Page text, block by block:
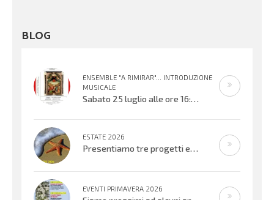
BLOG
ENSEMBLE "A RIMIRAR"... INTRODUZIONE
MUSICALE
Sabato 25 luglio alle ore 16:30 verrà inaugurata la mostra organizzata dal Centro Biblioteca Comunale presso il Palazzo “Suore
ESTATE 2026
Presentiamo tre progetti estivi che si svolgeranno nell’ultima settimana di
EVENTI PRIMAVERA 2026